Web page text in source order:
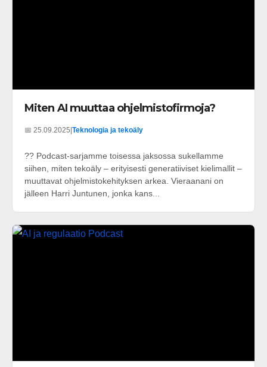
Miten AI muuttaa ohjelmistofirmoja?
📅 25.09.2025|Teknologia ja tekoäly
?? Podcast-sarjamme toisessa jaksossa sukellamme
siihen, miten tekoäly – erityisesti generatiiviset kielimallit –
muuttavat ohjelmistokehityksen arkea. Vieraanani on
jälleen Harri Juntunen, jonka kans...